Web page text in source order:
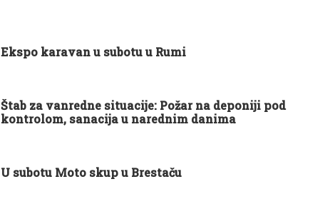
Ekspo karavan u subotu u Rumi
Štab za vanredne situacije: Požar na deponiji pod
kontrolom, sanacija u narednim danima
U subotu Moto skup u Brestaču